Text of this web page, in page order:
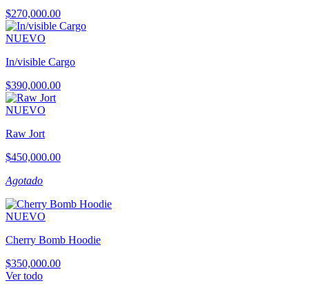
$270,000.00
NUEVO
In/visible Cargo
$390,000.00
NUEVO
Raw Jort
$450,000.00
Agotado
NUEVO
Cherry Bomb Hoodie
$350,000.00
Ver todo